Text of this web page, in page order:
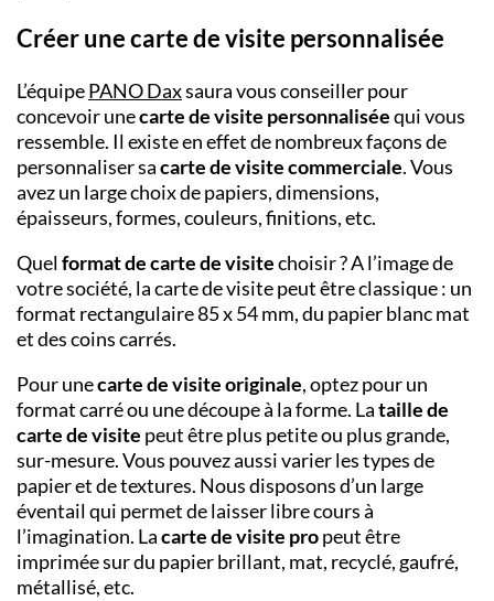
Créer une carte de visite personnalisée
L’équipePANODaxsaura vous conseiller pour
concevoir unecarte de visite personnaliséequi vous
ressemble. Il existe en effet de nombreux façons de
personnaliser sacarte de visite commerciale. Vous
avez un large choix de papiers, dimensions,
épaisseurs, formes, couleurs, finitions, etc.
Quelformat de carte de visitechoisir ? A l’image de
votre société, la carte de visite peut être classique : un
format rectangulaire 85 x 54 mm, du papier blanc mat
et des coins carrés.
Pour unecarte de visite originale, optez pour un
format carré ou une découpe à la forme. Lataille de
carte de visite peut être plus petite ou plus grande,
sur-mesure. Vous pouvez aussi varier les types de
papier et de textures. Nous disposons d’un large
éventail qui permet de laisser libre cours à
l’imagination. Lacarte de visite propeut être
imprimée sur du papier brillant, mat, recyclé, gaufré,
métallisé, etc.